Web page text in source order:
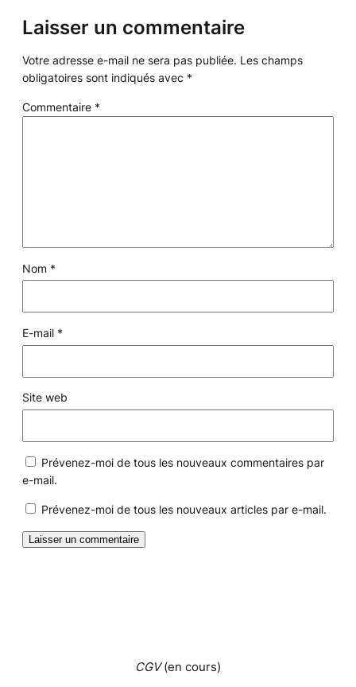
Laisser un commentaire
Votre adresse e-mail ne sera pas publiée. Les champs
obligatoires sont indiqués avec *
Commentaire *
Nom *
E-mail *
Site web
Prévenez-moi de tous les nouveaux commentaires par
e-mail.
Prévenez-moi de tous les nouveaux articles par e-mail.
CGV(en cours)